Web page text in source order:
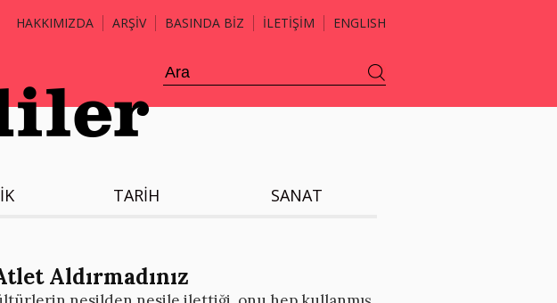
HAKKIMIZDA ARŞİV BASINDA BİZ İLETİŞİM ENGLISH
TARİH SANAT
Aldırmadınız